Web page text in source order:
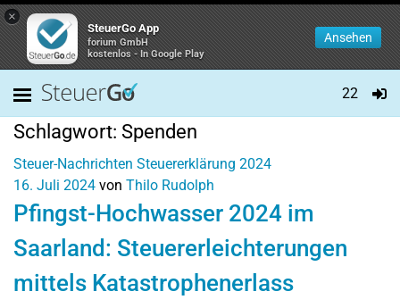
×
SteuerGo App
forium GmbH
kostenlos - In Google Play
Ansehen
22
Schlagwort: Spenden
Steuer-Nachrichten Steuererklärung 2024
16. Juli 2024 von Thilo Rudolph
Pfingst-Hochwasser 2024 im
Saarland: Steuererleichterungen
mittels Katastrophenerlass